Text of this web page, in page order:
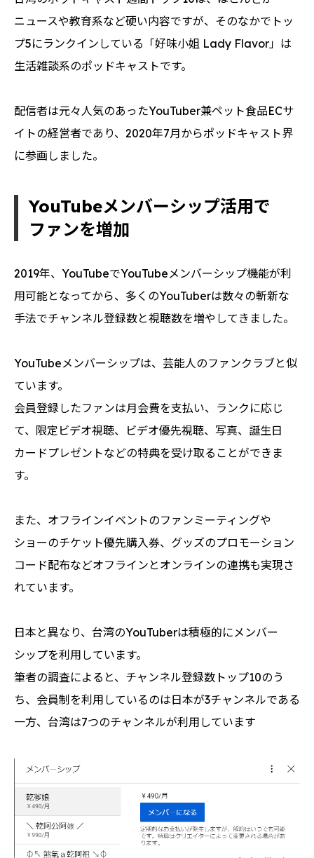
ニュースや教育系など硬い内容ですが、そのなかでトッ
プ5にランクインしている「好味小姐 Lady Flavor」は
生活雑談系のポッドキャストです。
配信者は元々人気のあったYouTuber兼ペット食品ECサ
イトの経営者であり、2020年7月からポッドキャスト界
に参画しました。
YouTubeメンバーシップ活用で
ファンを増加
2019年、YouTubeでYouTubeメンバーシップ機能が利
用可能となってから、多くのYouTuberは数々の斬新な
手法でチャンネル登録数と視聴数を増やしてきました。
YouTubeメンバーシップは、芸能人のファンクラブと似
ています。
会員登録したファンは月会費を支払い、ランクに応じ
て、限定ビデオ視聴、ビデオ優先視聴、写真、誕生日
カードプレゼントなどの特典を受け取ることができま
す。
また、オフラインイベントのファンミーティングや
ショーのチケット優先購入券、グッズのプロモーション
コード配布などオフラインとオンラインの連携も実現さ
れています。
日本と異なり、台湾のYouTuberは積極的にメンバー
シップを利用しています。
筆者の調査によると、チャンネル登録数トップ10のう
ち、会員制を利用しているのは日本が3チャンネルである
一方、台湾は7つのチャンネルが利用しています